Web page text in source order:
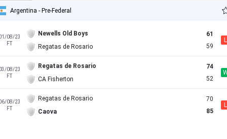
Argentina - Pre-Federal
08/23
FT
Newells Old Boys
Regatas de Rosario
61
59
L
08/23
FT
Regatas de Rosario
CA Fisherton
74
52
08/23
FT
Regatas de Rosario
Caova
70
85
L